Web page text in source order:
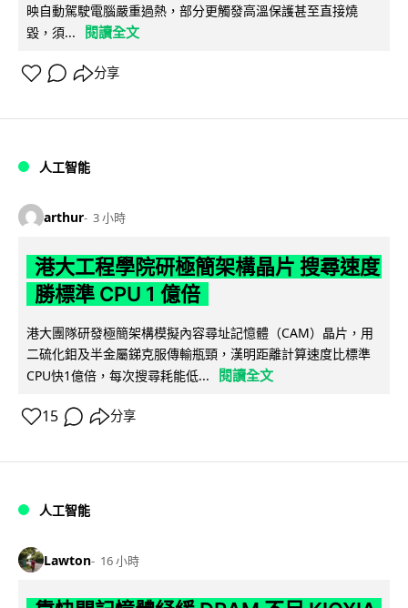
映自動駕駛電腦嚴重過熱，部分更觸發高溫保護甚至直接燒
毀，須...
閱讀全文
分享
人工智能
arthur 3 小時
港大工程學院研極簡架構晶片 搜尋速度
勝標準 CPU 1 億倍
港大團隊研發極簡架構模擬內容尋址記憶體（CAM）晶片，用
二硫化鉬及半金屬銻克服傳輸瓶頸，漢明距離計算速度比標準
CPU快1億倍，每次搜尋耗能低...
閱讀全文
15 分享
人工智能
Lawton 16 小時